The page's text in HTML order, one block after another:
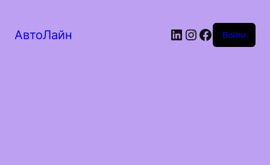
АвтоЛайн LinkedIn
Instagram
Facebook
Войти